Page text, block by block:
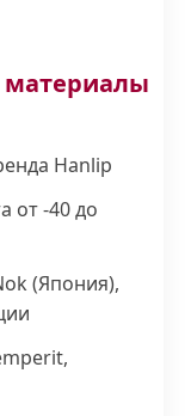
материалы
Hanlip
от -40 до
(Япония),